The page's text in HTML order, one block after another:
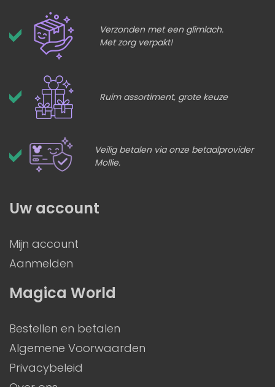
Verzonden met een glimlach.
Met zorg verpakt!
Ruim assortiment, grote keuze
Veilig betalen via onze betaalprovider
Mollie.
Magica World
Bestellen en betalen
Algemene Voorwaarden
Privacybeleid
Uw account
Mijn account
Aanmelden